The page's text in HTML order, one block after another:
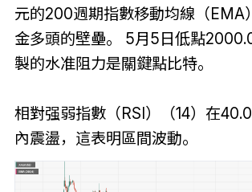
元的200週期指數移動均線（EMA
金多頭的壁壘。 5月5日低點
製的水准阻力是關鍵點比特。
相對强弱指數（RSI）（14）在
內震盪，這表明區間波動。